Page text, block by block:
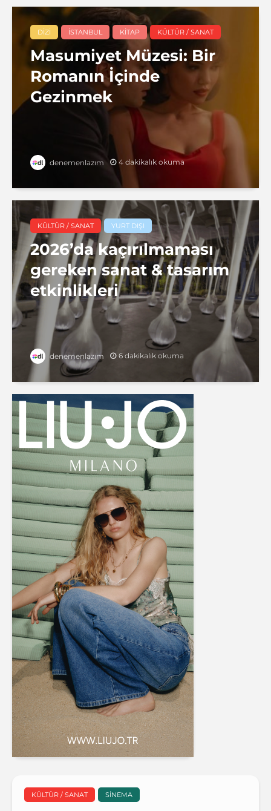
DIZI İSTANBUL KITAP KÜLTÜR / SANAT
Masumiyet Müzesi: Bir
Romanın İçinde
Gezinmek
denemenlazım 4 dakikalık okuma
KÜLTÜR / SANAT YURT DIŞI
2026’da kaçırılmaması
gereken sanat & tasarım
etkinlikleri
denemenlazım 6 dakikalık okuma
KÜLTÜR / SANAT SINEMA